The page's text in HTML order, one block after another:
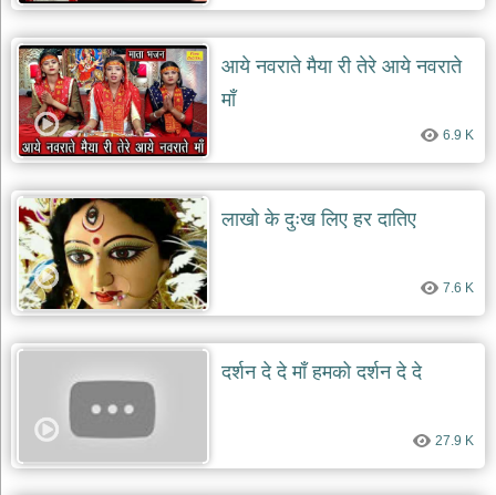
देश
भक्ति
भजन
patriotic
bhajans
खाटू
श्याम
भजन
khatu
shaym
bhajans
रानी
सती
दादी
bhajans
बावा
आये नवराते मैया री तेरे आये नवराते
माँ
6.9 K
लाखो के दुःख लिए हर दातिए
7.6 K
दर्शन दे दे माँ हमको दर्शन दे दे
27.9 K